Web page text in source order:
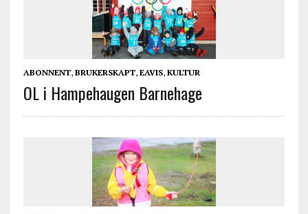
ABONNENT, BRUKERSKAPT, EAVIS, KULTUR
OL i Hampehaugen Barnehage